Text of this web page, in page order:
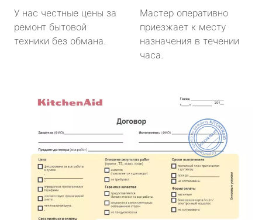
У нас честные цены за
ремонт бытовой
техники без обмана.
Мастер оперативно
приезжает к месту
назначения в течении
часа.